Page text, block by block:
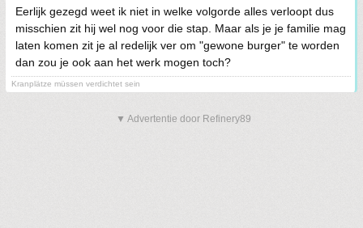
Eerlijk gezegd weet ik niet in welke volgorde alles verloopt dus
misschien zit hij wel nog voor die stap. Maar als je je familie mag
laten komen zit je al redelijk ver om "gewone burger" te worden
dan zou je ook aan het werk mogen toch?
Kranplätze müssen verdichtet sein
▼ Advertentie door Refinery89